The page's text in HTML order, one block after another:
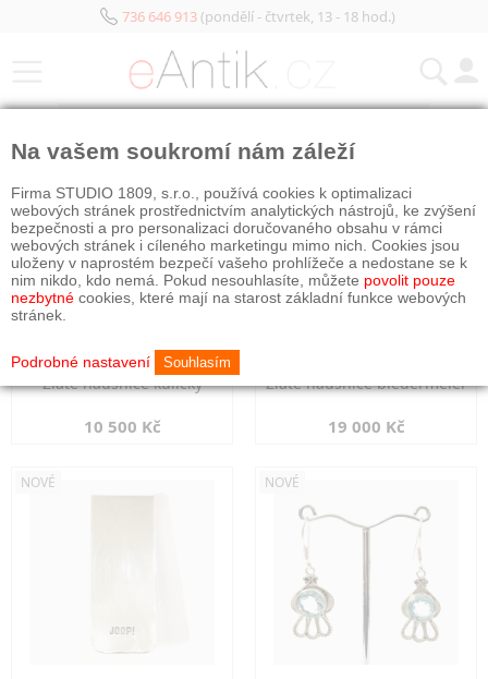
736 646 913(pondělí - čtvrtek, 13 - 18 hod.)
Zlaté náušnice kuličky
10 500 Kč
Zlaté náušnice biedermeier
19 000 Kč
NOVÉ NOVÉ
Na vašem soukromí nám záleží
Firma STUDIO 1809, s.r.o., používá cookies k optimalizaci
webových stránek prostřednictvím analytických nástrojů, ke zvýšení
bezpečnosti a pro personalizaci doručovaného obsahu v rámci
webových stránek i cíleného marketingu mimo nich. Cookies jsou
uloženy v naprostém bezpečí vašeho prohlížeče a nedostane se k
nim nikdo, kdo nemá. Pokud nesouhlasíte, můžete povolit pouze
nezbytné cookies, které mají na starost základní funkce webových
stránek.
Podrobné nastavení Souhlasím